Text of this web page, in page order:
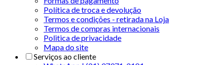
Política de troca e devolução
Termos e condições - retirada na Loja
Termos de compras internacionais
Politica de privacidade
Mapa do site
Serviços ao cliente